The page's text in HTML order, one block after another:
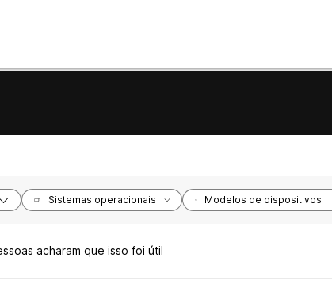
Sistemas operacionais Modelos de dispositivos
acharam que isso foi útil